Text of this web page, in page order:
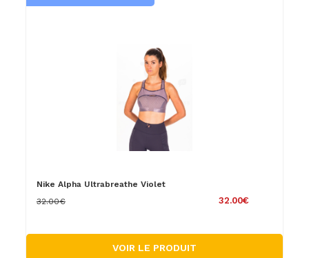
Nike Alpha Ultrabreathe Violet
32.00€
32.00€
VOIR LE PRODUIT